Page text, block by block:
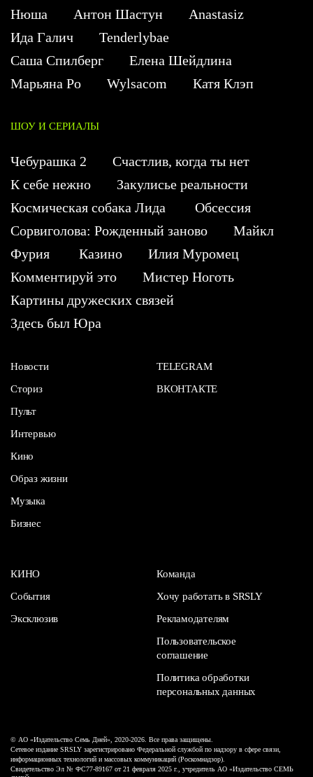
Нюша
Антон Шастун
Anastasiz
Ида Галич
Tenderlybae
Саша Спилберг
Елена Шейдлина
Марьяна Ро
Wylsacom Катя Клэп
ШОУ И СЕРИАЛЫ
Чебурашка 2
Счастлив, когда ты нет
К себе нежно
Закулисье реальности
Космическая собака Лида
Обсессия
Сорвиголова: Рожденный заново
Майкл
Фурия
Казино
Илия Муромец
Комментируй это
Мистер Ноготь
Картины дружеских связей
Здесь был Юра
Новости
Сториз
Пульт
Интервью
Кино
Образ жизни
Музыка
Бизнес
TELEGRAM
ВКОНТАКТЕ
КИНО
События
Эксклюзив
Команда
Хочу работать в SRSLY
Рекламодателям
Пользовательское
соглашение
Политика обработки
персональных данных
© АО «Издательство Семь Дней», 2020-2026. Все права защищены.
Сетевое издание SRSLY зарегистрировано Федеральной службой по надзору в сфере связи,
информационных технологий и массовых коммуникаций (Роскомнадзор).
Свидетельство Эл № ФС77-89167 от 21 февраля 2025 г., учредитель АО «Издательство СЕМЬ